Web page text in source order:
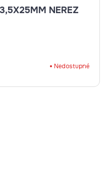
Nedostupné